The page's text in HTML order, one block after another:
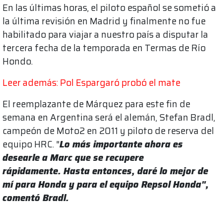
En las últimas horas, el piloto español se sometió a
la última revisión en Madrid y finalmente no fue
habilitado para viajar a nuestro país a disputar la
tercera fecha de la temporada en Termas de Río
Hondo.
Leer además: Pol Espargaró probó el mate
El reemplazante de Márquez para este fin de
semana en Argentina será el alemán, Stefan Bradl,
campeón de Moto2 en 2011 y piloto de reserva del
equipo HRC. "Lo más importante ahora es
desearle a Marc que se recupere
rápidamente. Hasta entonces, daré lo mejor de
mí para Honda y para el equipo Repsol Honda",
comentó Bradl.